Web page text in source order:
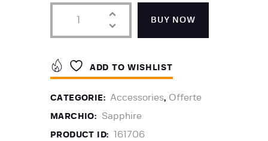
BUY NOW
ADD TO WISHLIST
CATEGORIE: Accessories, Offerte
MARCHIO: Sapphire
PRODUCT ID: 161706